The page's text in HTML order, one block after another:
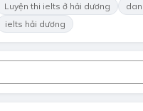
Luyện thi ielts ở hải dương
ielts hải dương